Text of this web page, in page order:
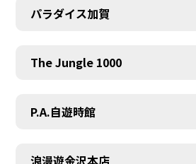
パラダイス加賀
The Jungle 1000
P.A.自遊時館
浪漫遊金沢本店